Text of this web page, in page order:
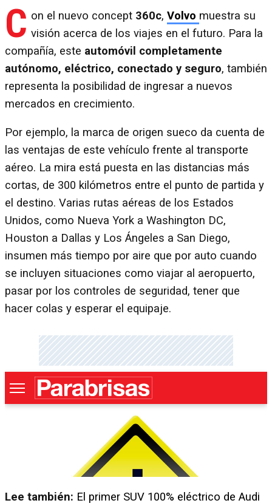
C on el nuevo concept 360c, Volvo muestra su
visión acerca de los viajes en el futuro. Para la
compañía, este automóvil completamente
autónomo, eléctrico, conectado y seguro, también
representa la posibilidad de ingresar a nuevos
mercados en crecimiento.
Por ejemplo, la marca de origen sueco da cuenta de
las ventajas de este vehículo frente al transporte
aéreo. La mira está puesta en las distancias más
cortas, de 300 kilómetros entre el punto de partida y
el destino. Varias rutas aéreas de los Estados
Unidos, como Nueva York a Washington DC,
Houston a Dallas y Los Ángeles a San Diego,
insumen más tiempo por aire que por auto cuando
se incluyen situaciones como viajar al aeropuerto,
pasar por los controles de seguridad, tener que
hacer colas y esperar el equipaje.
Lee también: El primer SUV 100% eléctrico de Audi